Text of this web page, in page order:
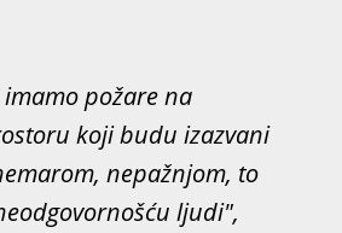
imamo požare na
koji budu izazvani
nepažnjom, to
ljudi",